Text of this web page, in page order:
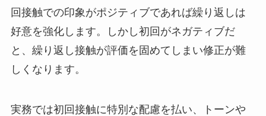
回接触での印象がポジティブであれば繰り返しは
好意を強化します。しかし初回がネガティブだ
と、繰り返し接触が評価を固めてしまい修正が難
しくなります。
実務では初回接触に特別な配慮を払い、トーンや